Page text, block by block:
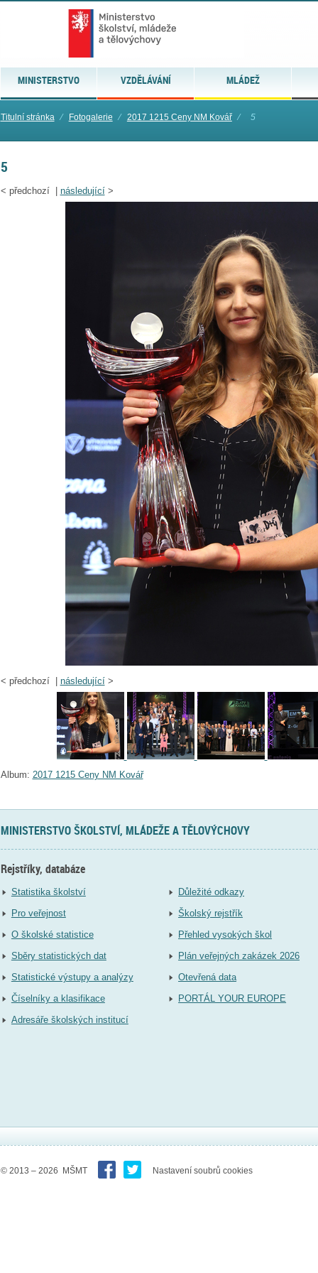
MINISTERSTVO VZDĚLÁVÁNÍ MLÁDEŽ
Titulní stránka ⁄ Fotogalerie ⁄ 2017 1215 Ceny NM Kovář ⁄ 5
5
< předchozí | následující>
< předchozí | následující>
Album: 2017 1215 Ceny NM Kovář
MINISTERSTVO ŠKOLSTVÍ, MLÁDEŽE A TĚLOVÝCHOVY
Rejstříky, databáze
Statistika školství
Pro veřejnost
O školské statistice
Sběry statistických dat
Statistické výstupy a analýzy
Číselníky a klasifikace
Adresáře školských institucí
Důležité odkazy
Školský rejstřík
Přehled vysokých škol
Plán veřejných zakázek 2026
Otevřená data
PORTÁL YOUR EUROPE
© 2013 – 2026 MŠMT Nastavení soubrů cookies